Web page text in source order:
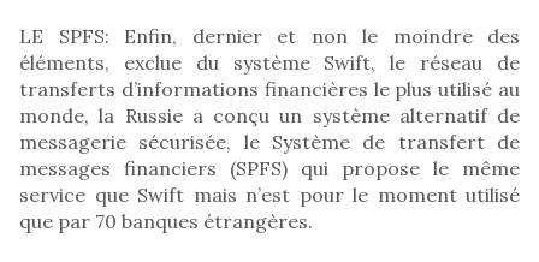
LE SPFS: Enfin, dernier et non le moindre des
éléments, exclue du système Swift, le réseau de
transferts d’informations financières le plus utilisé au
monde, la Russie a conçu un système alternatif de
messagerie sécurisée, le Système de transfert de
messages financiers (SPFS) qui propose le même
service que Swift mais n’est pour le moment utilisé
que par 70 banques étrangères.